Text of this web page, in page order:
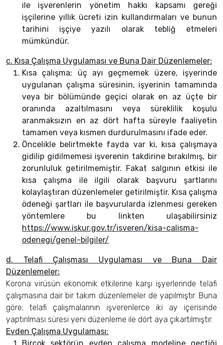
ile işverenlerin yönetim hakkı kapsamı gereği
işçilerine yıllık ücreti izin kullandırmaları ve bunun
tarihini işçiye yazılı olarak tebliğ etmeleri
mümkündür.
c. Kısa Çalışma Uygulaması ve Buna Dair Düzenlemeler:
Kısa çalışma; üç ayı geçmemek üzere, işyerinde
uygulanan çalışma süresinin, işyerinin tamamında
veya bir bölümünde geçici olarak en az üçte bir
oranında azaltılmasını veya süreklilik koşulu
aranmaksızın en az dört hafta süreyle faaliyetin
tamamen veya kısmen durdurulmasını ifade eder.
Öncelikle belirtmekte fayda var ki, kısa çalışmaya
gidilip gidilmemesi işverenin takdirine bırakılmış, bir
zorunluluk getirilmemiştir. Fakat salgının etkisi ile
kısa çalışma ile ilgili olarak başvuru şartlarını
kolaylaştıran düzenlemeler getirilmiştir. Kısa çalışma
ödeneği şartları ile başvurularda izlenmesi gereken
yöntemlere bu linkten ulaşabilirsiniz
https://www.iskur.gov.tr/isveren/kisa-calisma-
odenegi/genel-bilgiler/
d. Telafi Çalışması Uygulaması ve Buna Dair
Düzenlemeler:
Korona virüsün ekonomik etkilerine karşı işyerlerinde telafi
çalışmasına dair bir takım düzenlemeler de yapılmıştır. Buna
göre; telafi çalışmalarının işverenlerce iki ay içerisinde
yaptırılması süresi yeni düzenleme ile dört aya çıkartılmıştır.
Evden Çalışma Uygulaması: